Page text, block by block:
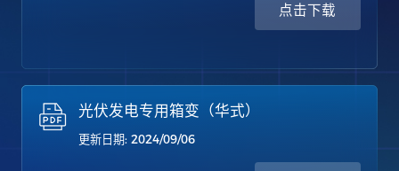
点击下载
光伏发电专用箱变（华式）
更新日期: 2024/09/06